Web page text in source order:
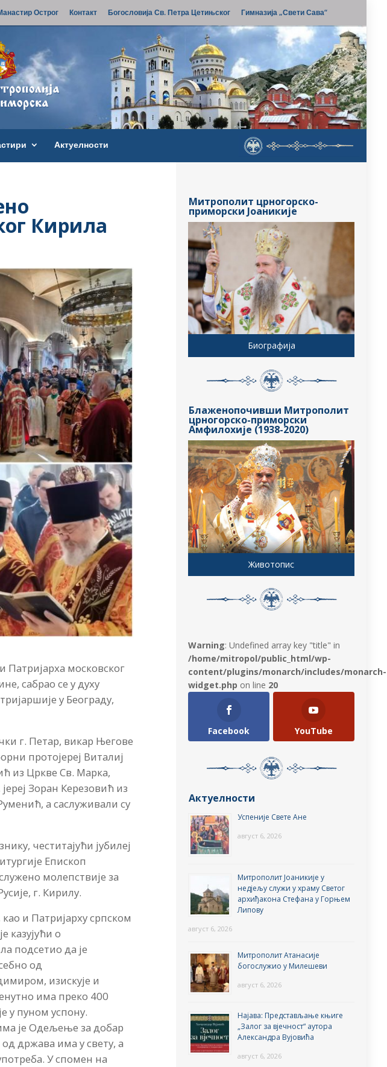
Острог Контакт Богословија Св. Петра Цетињског Гимназија „Свети Сава“
Актуелности
Кирила
московског
сабрао се у духу
у Београду,
г. Петар, викар Његове
протојереј Виталиј
из Цркве Св. Марка,
Зоран Керезовић из
а саслуживали су
честитајући јубилеј
Епископ
молепствије за
г. Кирилу.
и Патријарху српском
казујући о
подсетио да је
од
изискује и
има преко 400
у пуном успону.
је Одељење за добар
држава има у свету, а
У спомен на
Митрополит црногорско-
приморски Јоаникије
Биографија
Блаженопочивши Митрополит
црногорско-приморски
Амфилохије (1938-2020)
Животопис
Warning: Undefined array key "title" in
/home/mitropol/public_html/wp-
content/plugins/monarch/includes/monarch-
widget.php on line 20
Facebook YouTube
Актуелности
Успеније Свете Ане
август 6, 2026
Митрополит Јоаникије у
недјељу служи у храму Светог
архиђакона Стефана у Горњем
Липову
август 6, 2026
Митрополит Атанасије
богослужио у Милешеви
август 6, 2026
Најава: Представљање књиге
„Залог за вјечност“ аутора
Александра Вујовића
август 6, 2026